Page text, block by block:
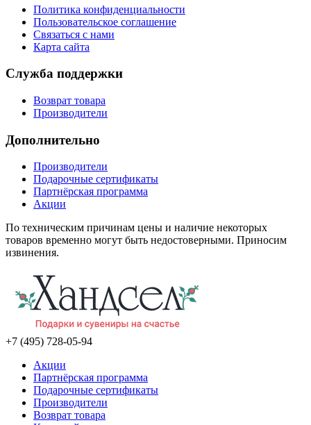
Политика конфиденциальности
Пользовательское соглашение
Связаться с нами
Карта сайта
Служба поддержки
Возврат товара
Производители
Дополнительно
Производители
Подарочные сертификаты
Партнёрская программа
Акции
По техническим причинам цены и наличие некоторых
товаров временно могут быть недостоверными. Приносим
извинения.
+7 (495) 728-05-94
Акции
Партнёрская программа
Подарочные сертификаты
Производители
Возврат товара